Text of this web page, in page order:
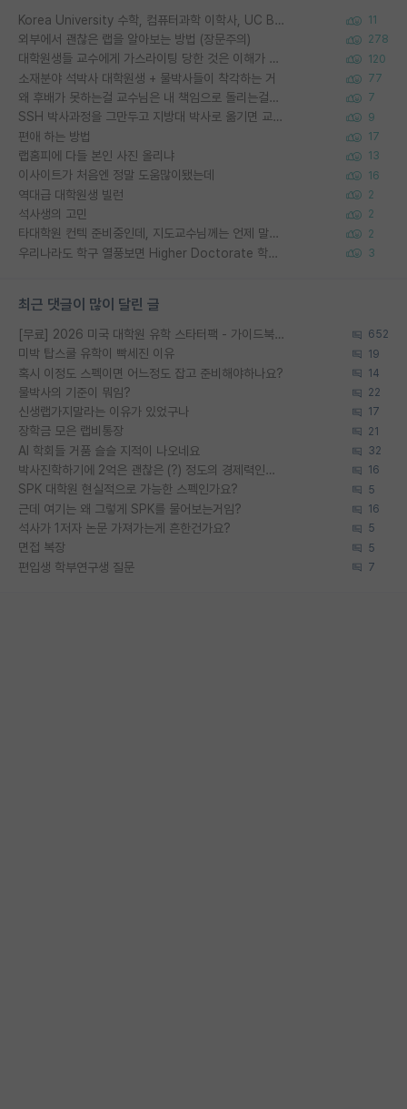
Korea University 수학, 컴퓨터과학 이학사, UC Berkeley 산업공학 대학원 공학박사가 되는 것은 쉽지 않겠죠? 11
외부에서 괜찮은 랩을 알아보는 방법 (장문주의) 278
대학원생들 교수에게 가스라이팅 당한 것은 이해가 갑니다. 안타깝네요. 120
소재분야 석박사 대학원생 + 물박사들이 착각하는 거 77
왜 후배가 못하는걸 교수님은 내 책임으로 돌리는걸까요? 7
SSH 박사과정을 그만두고 지방대 박사로 옮기면 교수의 꿈은 끝일까요? 9
편애 하는 방법 17
랩홈피에 다들 본인 사진 올리냐 13
이사이트가 처음엔 정말 도움많이됐는데 16
역대급 대학원생 빌런 2
석사생의 고민 2
타대학원 컨텍 준비중인데, 지도교수님께는 언제 말씀드려야 할까요? 2
우리나라도 학구 열풍보면 Higher Doctorate 학위가 필요하다고 봅니다. 3
최근 댓글이 많이 달린 글
[무료] 2026 미국 대학원 유학 스타터팩 - 가이드북 & 합격자 컨택메일 템플릿 652
미박 탑스쿨 유학이 빡세진 이유 19
혹시 이정도 스펙이면 어느정도 잡고 준비해야하나요? 14
물박사의 기준이 뭐임? 22
신생랩가지말라는 이유가 있었구나 17
장학금 모은 랩비통장 21
AI 학회들 거품 슬슬 지적이 나오네요 32
박사진학하기에 2억은 괜찮은 (?) 정도의 경제력인가요 16
SPK 대학원 현실적으로 가능한 스펙인가요? 5
근데 여기는 왜 그렇게 SPK를 물어보는거임? 16
석사가 1저자 논문 가져가는게 흔한건가요? 5
면접 복장 5
편입생 학부연구생 질문 7